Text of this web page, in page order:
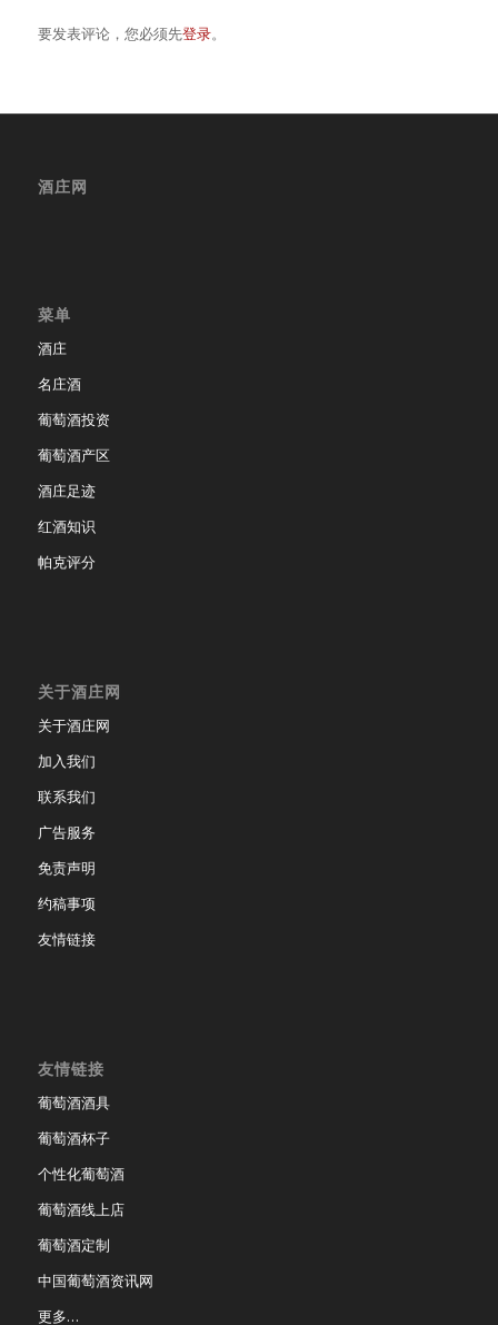
要发表评论，您必须先登录。
酒庄网
菜单
酒庄
名庄酒
葡萄酒投资
葡萄酒产区
酒庄足迹
红酒知识
帕克评分
关于酒庄网
关于酒庄网
加入我们
联系我们
广告服务
免责声明
约稿事项
友情链接
友情链接
葡萄酒酒具
葡萄酒杯子
个性化葡萄酒
葡萄酒线上店
葡萄酒定制
中国葡萄酒资讯网
更多…